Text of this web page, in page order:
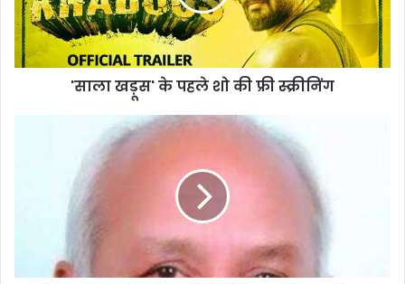
स
के
प
'साला खड़ूस' के पहले शो की फ्री स्क्रीनिंग
म